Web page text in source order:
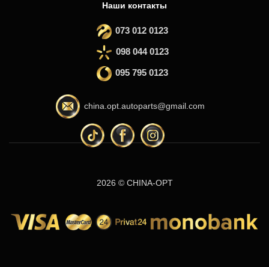
Наши контакты
073 012 0123
098 044 0123
095 795 0123
china.opt.autoparts@gmail.com
2026 © CHINA-OPT